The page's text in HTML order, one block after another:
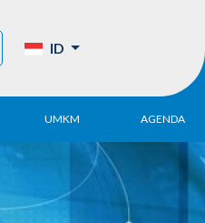
ID
UMKM
UMKM DPN Apindo
APINDO UMKM
AGENDA